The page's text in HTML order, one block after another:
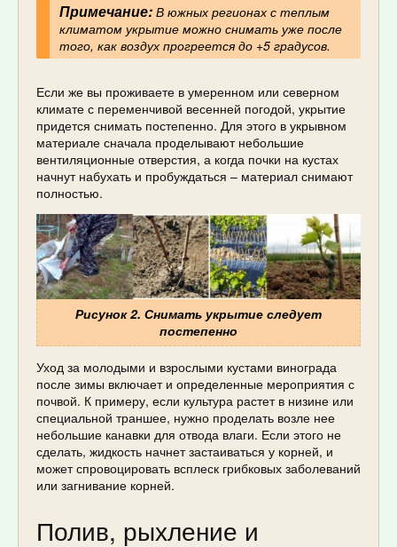
Примечание:В южных регионах с теплым
климатом укрытие можно снимать уже после
того, как воздух прогреется до +5 градусов.
Если же вы проживаете в умеренном или северном
климате с переменчивой весенней погодой, укрытие
придется снимать постепенно. Для этого в укрывном
материале сначала проделывают небольшие
вентиляционные отверстия, а когда почки на кустах
начнут набухать и пробуждаться – материал снимают
полностью.
Рисунок 2. Снимать укрытие следует
постепенно
Уход за молодыми и взрослыми кустами винограда
после зимы включает и определенные мероприятия с
почвой. К примеру, если культура растет в низине или
специальной траншее, нужно проделать возле нее
небольшие канавки для отвода влаги. Если этого не
сделать, жидкость начнет застаиваться у корней, и
может спровоцировать всплеск грибковых заболеваний
или загнивание корней.
Полив, рыхление и